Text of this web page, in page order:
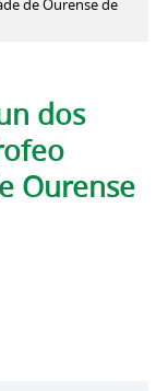
de Ourense de
dos
Ourense